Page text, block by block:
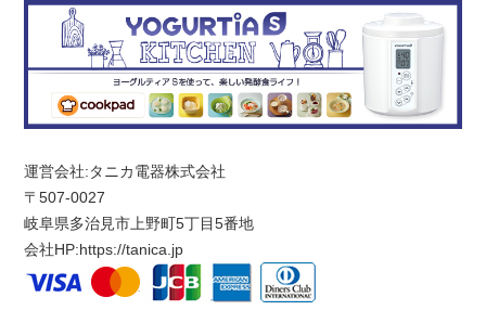
運営会社:タニカ電器株式会社
〒507-0027
岐阜県多治見市上野町5丁目5番地
会社HP:https://tanica.jp